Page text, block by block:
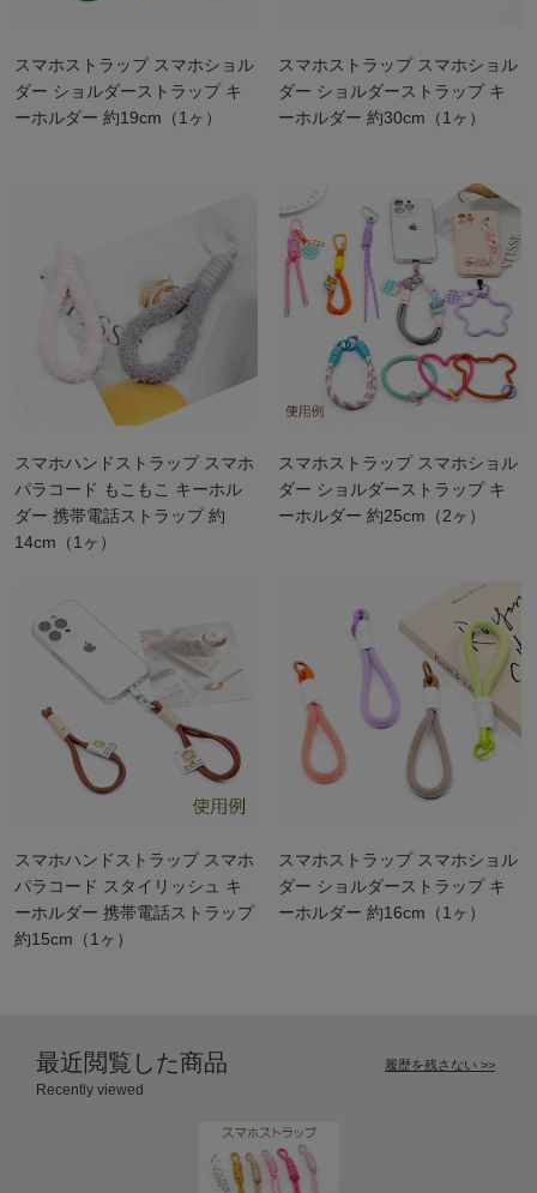
スマホストラップ スマホショル
ダー ショルダーストラップ キ
ーホルダー 約19cm（1ヶ）
スマホストラップ スマホショル
ダー ショルダーストラップ キ
ーホルダー 約30cm（1ヶ）
スマホハンドストラップ スマホ
パラコード もこもこ キーホル
ダー 携帯電話ストラップ 約
14cm（1ヶ）
スマホストラップ スマホショル
ダー ショルダーストラップ キ
ーホルダー 約25cm（2ヶ）
スマホハンドストラップ スマホ
パラコード スタイリッシュ キ
ーホルダー 携帯電話ストラップ
約15cm（1ヶ）
スマホストラップ スマホショル
ダー ショルダーストラップ キ
ーホルダー 約16cm（1ヶ）
最近閲覧した商品
Recently viewed
履歴を残さない >>